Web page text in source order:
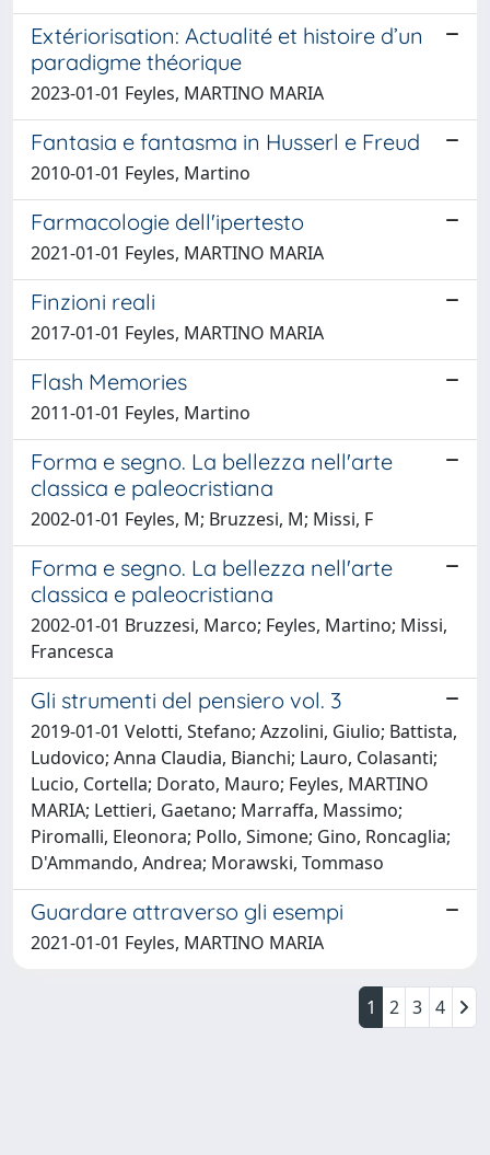
Extériorisation: Actualité et histoire d’un
paradigme théorique
2023-01-01 Feyles, MARTINO MARIA
Fantasia e fantasma in Husserl e Freud
2010-01-01 Feyles, Martino
Farmacologie dell'ipertesto
2021-01-01 Feyles, MARTINO MARIA
Finzioni reali
2017-01-01 Feyles, MARTINO MARIA
Flash Memories
2011-01-01 Feyles, Martino
Forma e segno. La bellezza nell'arte
classica e paleocristiana
2002-01-01 Feyles, M; Bruzzesi, M; Missi, F
Forma e segno. La bellezza nell'arte
classica e paleocristiana
2002-01-01 Bruzzesi, Marco; Feyles, Martino; Missi,
Francesca
Gli strumenti del pensiero vol. 3
2019-01-01 Velotti, Stefano; Azzolini, Giulio; Battista,
Ludovico; Anna Claudia, Bianchi; Lauro, Colasanti;
Lucio, Cortella; Dorato, Mauro; Feyles, MARTINO
MARIA; Lettieri, Gaetano; Marraffa, Massimo;
Piromalli, Eleonora; Pollo, Simone; Gino, Roncaglia;
D'Ammando, Andrea; Morawski, Tommaso
Guardare attraverso gli esempi
2021-01-01 Feyles, MARTINO MARIA
1 2 3 4